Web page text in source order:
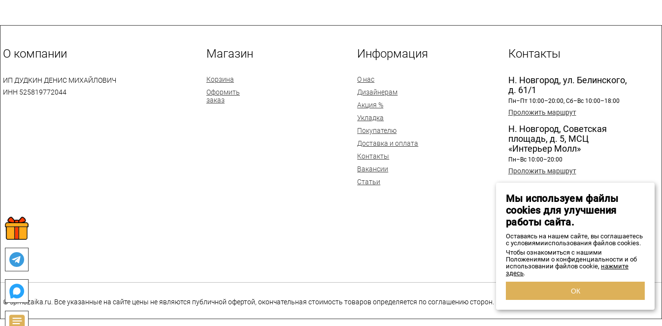
О компании
ИП ДУДКИН ДЕНИС МИХАЙЛОВИЧ
ИНН 525819772044
Магазин
Корзина
Оформить
заказ
Информация
О нас
Дизайнерам
Акция %
Укладка
Покупателю
Доставка и оплата
Контакты
Вакансии
Статьи
Контакты
Н. Новгород, ул. Белинского,
д. 61/1
Пн–Пт 10:00–20:00, Сб–Вс 10:00–18:00
Проложить маршрут
Н. Новгород, Советская
площадь, д. 5, МСЦ
«Интерьер Молл»
Пн–Вс 10:00–20:00
Проложить маршрут
13, СЦ «Бекетов»
Пн–Вс 10:00–20:00
Проложить маршрут
+7 960 196 89 20
spmozaika@mail.ru
© spmozaika.ru. Все указанные на сайте цены не являются публичной офертой, окончательная стоимость товаров определяется по соглашению сторон.
Мы используем файлы
cookies для улучшения
работы сайта.
Оставаясь на нашем сайте, вы соглашаетесь
с условиямииспользования файлов cookies.
Чтобы ознакомиться с нашими
Положениями о конфиденциальности и об
использовании файлов cookie, нажмите
здесь.
ОК